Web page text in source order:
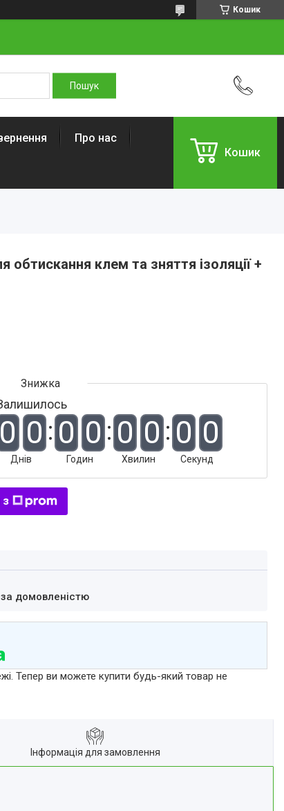
Кошик
Про нас
Кошик
обтискання клем та зняття ізоляції +
0 0
Днів
0 0
Годин
0 0
Хвилин
0 0
Секунд
з
за домовленістю
Тепер ви можете купити будь-який товар не
Інформація для замовлення